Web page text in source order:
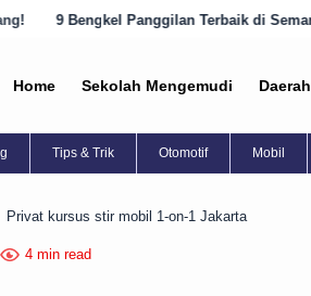
Terbaik di Semarang yang Harus Diketahui!
Home Sekolah Mengemudi Daerah
Tips & Trik Otomotif Mobil
Privat kursus stir mobil 1-on-1 Jakarta
4 min read